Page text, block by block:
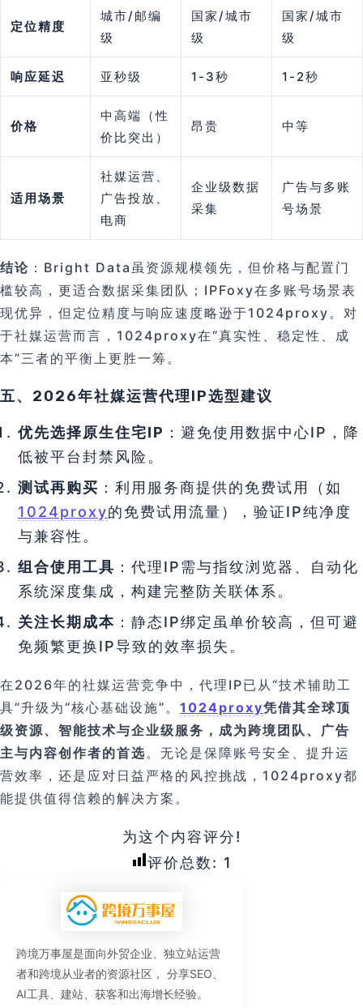
定位精度
城市/邮编
级
国家/城市
级
国家/城市
级
响应延迟 亚秒级 1-3秒 1-2秒
价格
中高端（性
价比突出）
昂贵 中等
适用场景
社媒运营、
广告投放、
电商
企业级数据
采集
广告与多账
号场景
结论 ：Bright Data虽资源规模领先，但价格与配置门
槛较高，更适合数据采集团队；IPFoxy在多账号场景表
现优异，但定位精度与响应速度略逊于1024proxy。对
于社媒运营而言，1024proxy在“真实性、稳定性、成
本”三者的平衡上更胜一筹。
五、2026年社媒运营代理IP选型建议
优先选择原生住宅IP ：避免使用数据中心IP，降
低被平台封禁风险。
测试再购买 ：利用服务商提供的免费试用（如
1024proxy的免费试用流量），验证IP纯净度
与兼容性。
组合使用工具 ：代理IP需与指纹浏览器、自动化
系统深度集成，构建完整防关联体系。
关注长期成本 ：静态IP绑定虽单价较高，但可避
免频繁更换IP导致的效率损失。
在2026年的社媒运营竞争中，代理IP已从“技术辅助工
具”升级为“核心基础设施”。 1024proxy凭借其全球顶
级资源、智能技术与企业级服务，成为跨境团队、广告
主与内容创作者的首选。无论是保障账号安全、提升运
营效率，还是应对日益严格的风控挑战，1024proxy都
能提供值得信赖的解决方案。
为这个内容评分!
评价总数: 1
跨境万事屋是面向外贸企业、独立站运营
者和跨境从业者的资源社区， 分享SEO、
AI工具、建站、获客和出海增长经验。